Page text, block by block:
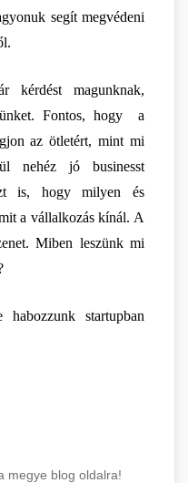
segít megvédeni
kérdést magunknak,
Fontos, hogy  a
az ötletért, mint mi
nehéz jó businesst
is, hogy milyen és
a vállalkozás kínál. A
Miben leszünk mi
startupban
megye blog oldalra!